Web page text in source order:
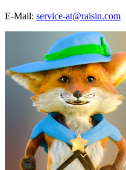
E-Mail: service-at@raisin.com